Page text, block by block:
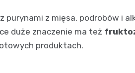
purynami z mięsa, podrobów i
duże znaczenie ma też
produktach.